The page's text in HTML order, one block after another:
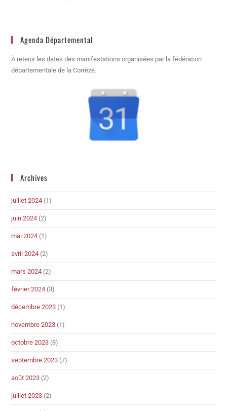
Agenda Départemental
À retenir les dates des manifestations organisées par la fédération
départementale de la Corrèze.
Archives
juillet 2024 (1)
juin 2024 (2)
mai 2024 (1)
avril 2024 (2)
mars 2024 (2)
février 2024 (3)
décembre 2023 (1)
novembre 2023 (1)
octobre 2023 (8)
septembre 2023 (7)
août 2023 (2)
juillet 2023 (2)